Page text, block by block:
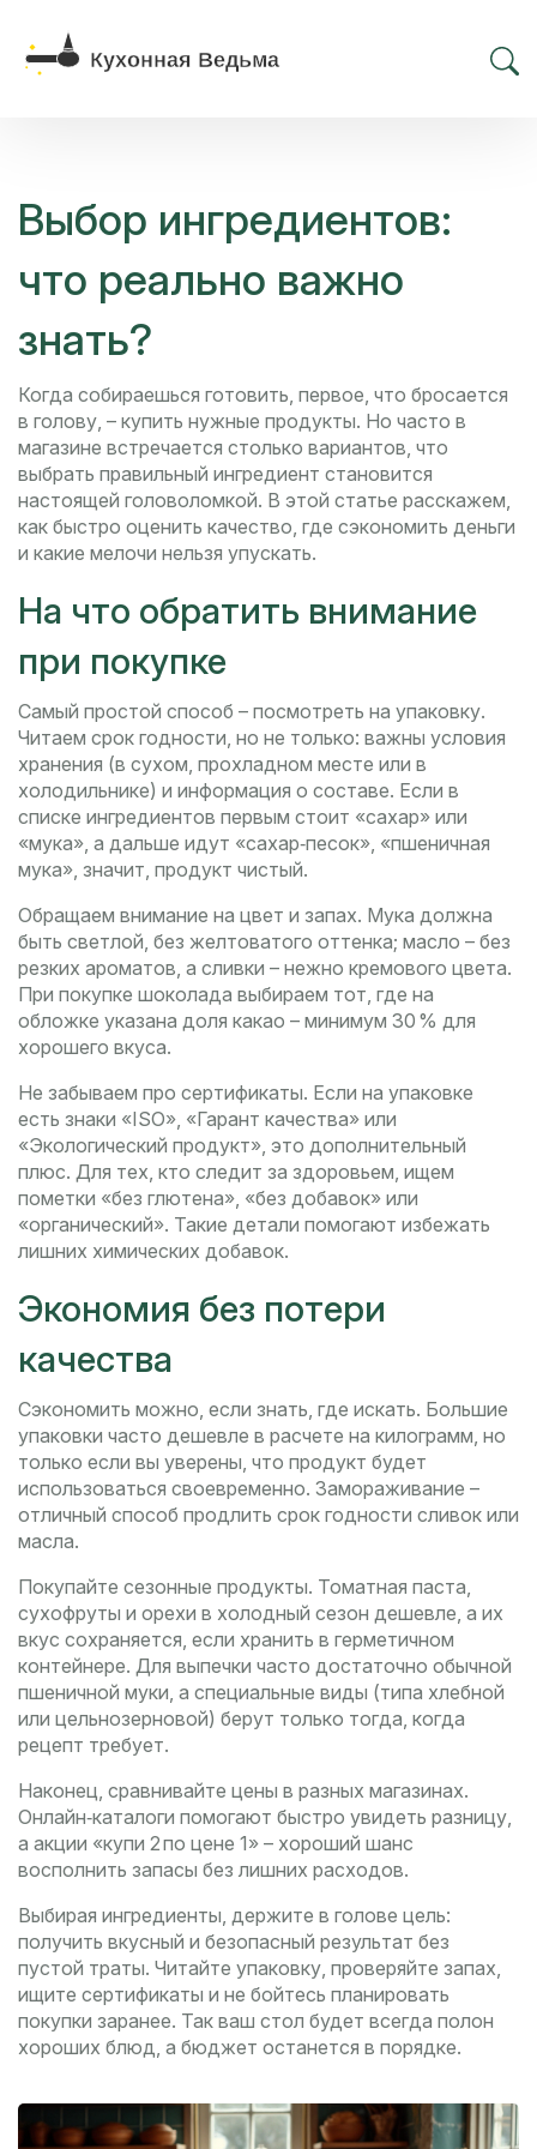
Выбор ингредиентов:
что реально важно
знать?
Когда собираешься готовить, первое, что бросается
в голову, – купить нужные продукты. Но часто в
магазине встречается столько вариантов, что
выбрать правильный ингредиент становится
настоящей головоломкой. В этой статье расскажем,
как быстро оценить качество, где сэкономить деньги
и какие мелочи нельзя упускать.
На что обратить внимание
при покупке
Самый простой способ – посмотреть на упаковку.
Читаем срок годности, но не только: важны условия
хранения (в сухом, прохладном месте или в
холодильнике) и информация о составе. Если в
списке ингредиентов первым стоит «сахар» или
«мука», а дальше идут «сахар‑песок», «пшеничная
мука», значит, продукт чистый.
Обращаем внимание на цвет и запах. Мука должна
быть светлой, без желтоватого оттенка; масло – без
резких ароматов, а сливки – нежно кремового цвета.
При покупке шоколада выбираем тот, где на
обложке указана доля какао – минимум 30 % для
хорошего вкуса.
Не забываем про сертификаты. Если на упаковке
есть знаки «ISO», «Гарант качества» или
«Экологический продукт», это дополнительный
плюс. Для тех, кто следит за здоровьем, ищем
пометки «без глютена», «без добавок» или
«органический». Такие детали помогают избежать
лишних химических добавок.
Экономия без потери
качества
Сэкономить можно, если знать, где искать. Большие
упаковки часто дешевле в расчете на килограмм, но
только если вы уверены, что продукт будет
использоваться своевременно. Замораживание –
отличный способ продлить срок годности сливок или
масла.
Покупайте сезонные продукты. Томатная паста,
сухофруты и орехи в холодный сезон дешевле, а их
вкус сохраняется, если хранить в герметичном
контейнере. Для выпечки часто достаточно обычной
пшеничной муки, а специальные виды (типа хлебной
или цельнозерновой) берут только тогда, когда
рецепт требует.
Наконец, сравнивайте цены в разных магазинах.
Онлайн‑каталоги помогают быстро увидеть разницу,
а акции «купи 2 по цене 1» – хороший шанс
восполнить запасы без лишних расходов.
Выбирая ингредиенты, держите в голове цель:
получить вкусный и безопасный результат без
пустой траты. Читайте упаковку, проверяйте запах,
ищите сертификаты и не бойтесь планировать
покупки заранее. Так ваш стол будет всегда полон
хороших блюд, а бюджет останется в порядке.